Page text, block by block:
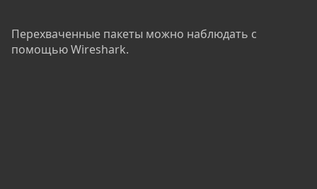
Перехваченные пакеты можно наблюдать с
помощью Wireshark.